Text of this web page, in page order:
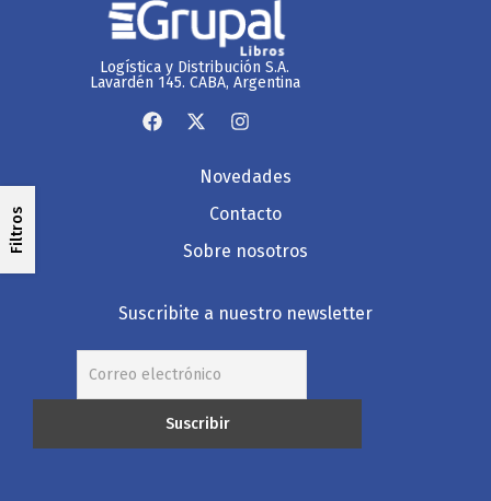
Filtros
Logística y Distribución S.A.
Lavardén 145. CABA, Argentina
Novedades
Contacto
Sobre nosotros
Suscribite a nuestro newsletter